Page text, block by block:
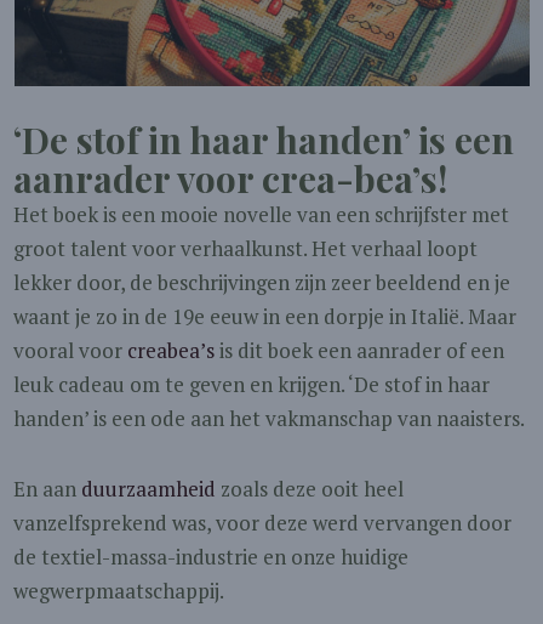
‘De stof in haar handen’ is een
aanrader voor crea-bea’s!
Het boek is een mooie novelle van een schrijfster met
groot talent voor verhaalkunst. Het verhaal loopt
lekker door, de beschrijvingen zijn zeer beeldend en je
waant je zo in de 19e eeuw in een dorpje in Italië. Maar
vooral voor creabea’sis dit boek een aanrader of een
leuk cadeau om te geven en krijgen. ‘De stof in haar
handen’ is een ode aan het vakmanschap van naaisters.
En aan duurzaamheid zoals deze ooit heel
vanzelfsprekend was, voor deze werd vervangen door
de textiel-massa-industrie en onze huidige
wegwerpmaatschappij.